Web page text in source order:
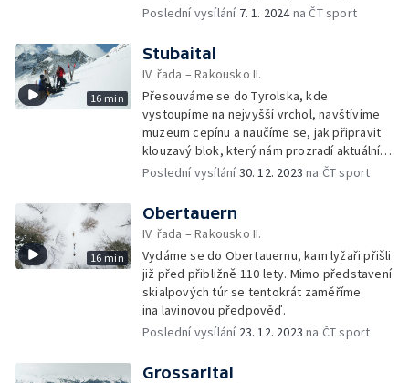
třítisícový vrchol v západních Ötztalských
i bez ledovcového vybavení. Vezmeme vás
ale i na projížďku rolbou a nasimulujeme si
pád do ledovcové trhliny.
Poslední vysílání 7. 1. 2024na ČT sport
16 min
Stubaital
IV. řada – Rakousko II.
Přesouváme se do Tyrolska, kde
vystoupíme na nejvyšší vrchol, navštívíme
muzeum cepínu a naučíme se, jak připravit
klouzavý blok, který nám prozradí aktuální
sněhové podmínky.
Poslední vysílání30. 12. 2023 na ČT sport
16 min
Obertauern
IV. řada – Rakousko II.
Vydáme se do Obertauernu, kam lyžaři přišli
již před přibližně 110 lety. Mimo představení
skialpových túr se tentokrát zaměříme
ina lavinovou předpověď.
Poslední vysílání 23. 12. 2023 na ČT sport
Grossarltal